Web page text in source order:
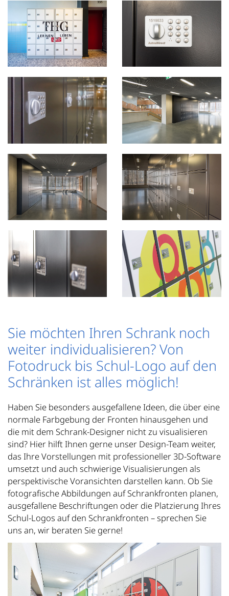
Sie möchten Ihren Schrank noch
weiter individualisieren? Von
Fotodruck bis Schul-Logo auf den
Schränken ist alles möglich!
Haben Sie besonders ausgefallene Ideen, die über eine
normale Farbgebung der Fronten hinausgehen und
die mit dem Schrank-Designer nicht zu visualisieren
sind? Hier hilft Ihnen gerne unser Design-Team weiter,
das Ihre Vorstellungen mit professioneller 3D-Software
umsetzt und auch schwierige Visualisierungen als
perspektivische Voransichten darstellen kann. Ob Sie
fotografische Abbildungen auf Schrankfronten planen,
ausgefallene Beschriftungen oder die Platzierung Ihres
Schul-Logos auf den Schrankfronten – sprechen Sie
uns an, wir beraten Sie gerne!